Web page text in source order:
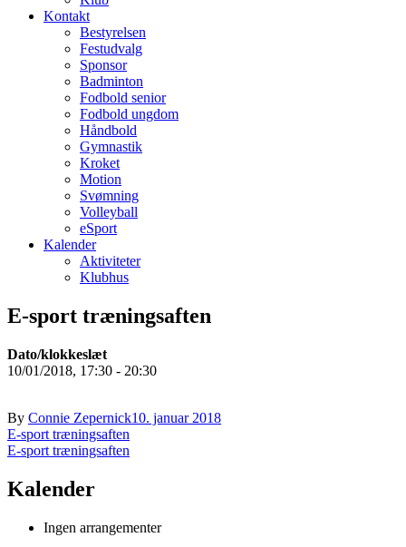
Kontakt
Bestyrelsen
Festudvalg
Sponsor
Badminton
Fodbold senior
Fodbold ungdom
Håndbold
Gymnastik
Kroket
Motion
Svømning
Volleyball
eSport
Kalender
Aktiviteter
Klubhus
E-sport træningsaften
Dato/klokkeslæt
10/01/2018, 17:30 - 20:30
By Connie Zepernick10. januar 2018
Indlægsnavigation
E-sport træningsaften
E-sport træningsaften
Kalender
Ingen arrangementer